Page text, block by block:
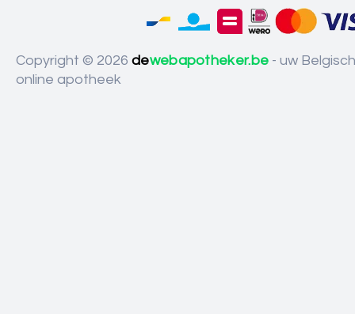
Copyright © 2026 dewebapotheker.be - uw
online apotheek